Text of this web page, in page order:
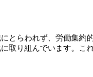
とらわれず、労働集
取り組んでいます。こ